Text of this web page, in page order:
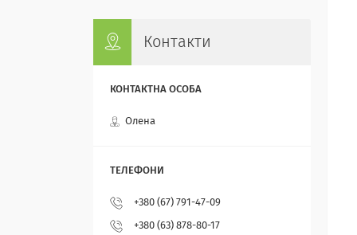
Контакти
Олена
+380 (67) 791-47-09
+380 (63) 878-80-17